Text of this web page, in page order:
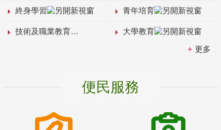
終身學習 青年培育
技術及職業教育 大學教育
更多
便民服務